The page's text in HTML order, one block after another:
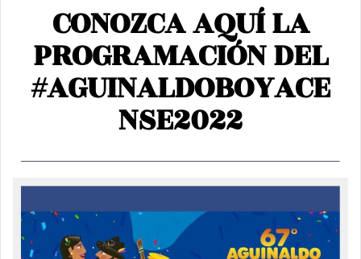
CONOZCA AQUÍ LA
PROGRAMACIÓN DEL
#AGUINALDOBOYACE
NSE2022